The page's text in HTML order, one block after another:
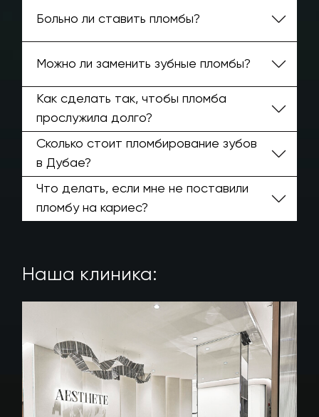
Больно ли ставить пломбы?
Можно ли заменить зубные пломбы?
Как сделать так, чтобы пломба
прослужила долго?
Сколько стоит пломбирование зубов
в Дубае?
Что делать, если мне не поставили
пломбу на кариес?
Наша клиника: